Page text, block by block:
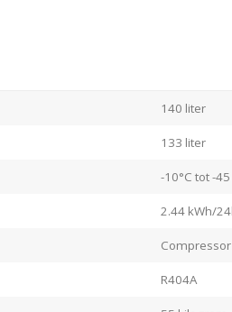
140 liter
133 liter
-10°C tot -45
2.44 kWh/
R404A